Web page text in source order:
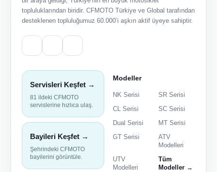
topluluklarından biridir. CFMOTO Türkiye ve Global tarafından
desteklenen topluluğumuz 60.000’i aşkın aktif üyeye sahiptir.
Servisleri Keşfet →
81 ildeki CFMOTO
servislerine hızlıca ulaş.
Bayileri Keşfet →
Şehrindeki CFMOTO
bayilerini görüntüle.
Modeller
NK Serisi
SR Serisi
CL Serisi
SC Serisi
Dual Serisi
MT Serisi
GT Serisi
ATV
Modelleri
UTV
Modelleri
Tüm
Modeller →